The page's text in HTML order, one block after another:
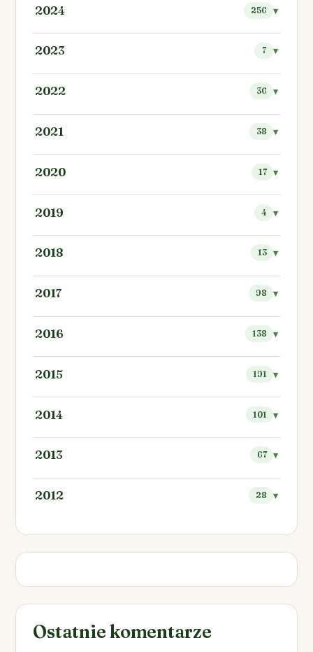
2024 256
2023 7
2022 36
2021 38
2020 17
2019 4
2018 13
2017 98
2016 138
2015 191
2014 101
2013 67
2012 28
Ostatnie komentarze